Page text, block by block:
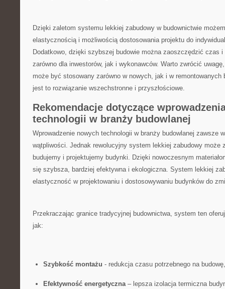
Dzięki‌ zaletom systemu lekkiej zabudowy w ⁢budownictwie
elastycznością ⁣i możliwością dostosowania projektu do
Dodatkowo, dzięki szybszej budowie można zaoszczędzić czas
zarówno dla inwestorów, jak i wykonawców. Warto zwrócić
może być stosowany zarówno w nowych, jak i w remontowanych
jest to rozwiązanie wszechstronne i przyszłościowe.
Rekomendacje dotyczące
‌technologii w branży budowlanej
Wprowadzenie nowych technologii w branży budowlanej zawsze
wątpliwości. Jednak rewolucyjny system lekkiej‍ zabudowy może
budujemy i projektujemy budynki. Dzięki nowoczesnym
się szybsza, bardziej efektywna i ekologiczna. System‌ lekkiej​
elastyczność w projektowaniu i dostosowywaniu ‌budynków‍ do
Przekraczając granice tradycyjnej ​budownictwa, system⁢ ten
jak:
Szybkość montażu ⁢- redukcja ‍czasu potrzebnego na⁣ budowę,
Efektywność energetyczna– lepsza izolacja termiczna